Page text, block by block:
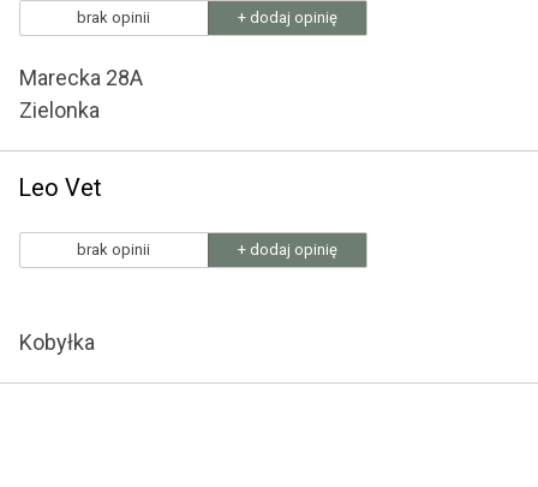
brak opinii + dodaj opinię
Marecka 28A
Zielonka
Leo Vet
brak opinii + dodaj opinię
Kobyłka